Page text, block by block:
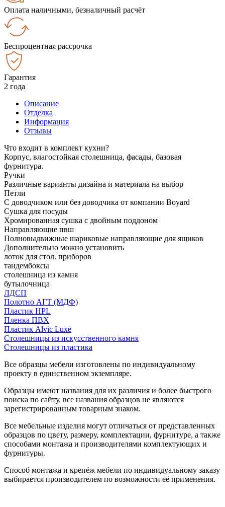
Оплата наличными, безналичный расчёт
Беспроцентная рассрочка
Гарантия
2 года
Описание
Отделка
Информация
Отзывы
Что входит в комплект кухни?
Корпус, влагостойкая столешница, фасады, базовая
фурнитура.
Ручки
Различные варианты дизайна и материала на выбор
Петли
С доводчиком или без доводчика от компании Boyard
Сушка для посуды
Хромированная сушка с двойным поддоном
Направляющие пвш
Полновыдвижные шариковые направляющие для ящиков
Дополнительно можно установить
лоток для стол. приборов
тандембоксы
столешница из камня
бутылочница
ЛДСП
Полотно АГТ (МДФ)
Пластик HPL
Пленка ПВХ
Пластик Alvic Luxe
Столешницы из искусственного камня
Столешницы из пластика
Все образцы мебели изготовлены по индивидуальному
проекту в единственном экземпляре.
Образцы имеют названия для их различия и более быстрого
поиска по сайту, все названия образцов не являются
зарегистрированным товарным знаком.
Все мебельные изделия могут отличаться от представленных
образцов по цвету, размеру, комплектации, фурнитуре, а также
способами монтажа и производителями комплектующих и
фурнитуры.
Способ монтажа и крепёж мебели по индивидуальному заказу
выбирается производителем по возможности её применения.